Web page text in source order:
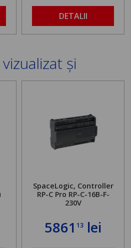
DETALII
și
SpaceLogic, Controller
RP-C Pro RP-C-16B-F-
230V
586113 lei